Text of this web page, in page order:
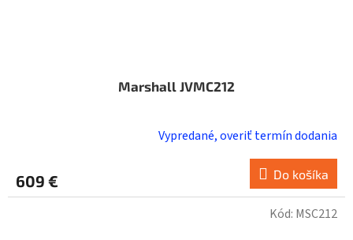
Marshall JVMC212
Vypredané, overiť termín dodania
609 € Do košíka
Kód: MSC212